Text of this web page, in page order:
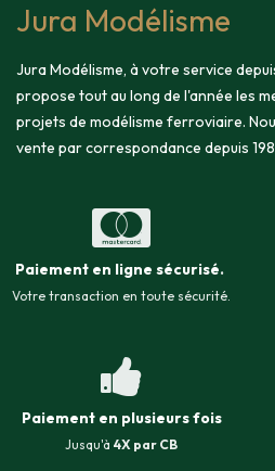
Jura Modélisme
Jura Modélisme, à votre service
propose tout au long de l'année les
projets de modélisme ferroviaire.
vente par correspondance depuis
Paiement en ligne sécurisé.
Votre transaction en toute sécurité.
Paiement en plusieurs fois
Jusqu'à 4X par CB